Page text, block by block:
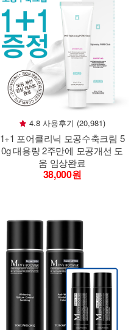
4.8 사용후기 (20,981)
1+1 포어클리닉 모공수축크림 5
0g 대용량 2주만에 모공개선 도
움 임상완료
38,000원